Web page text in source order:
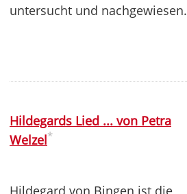
untersucht und nachgewiesen.
Hildegards Lied ... von Petra
Welzel*
Hildegard von Bingen ist die